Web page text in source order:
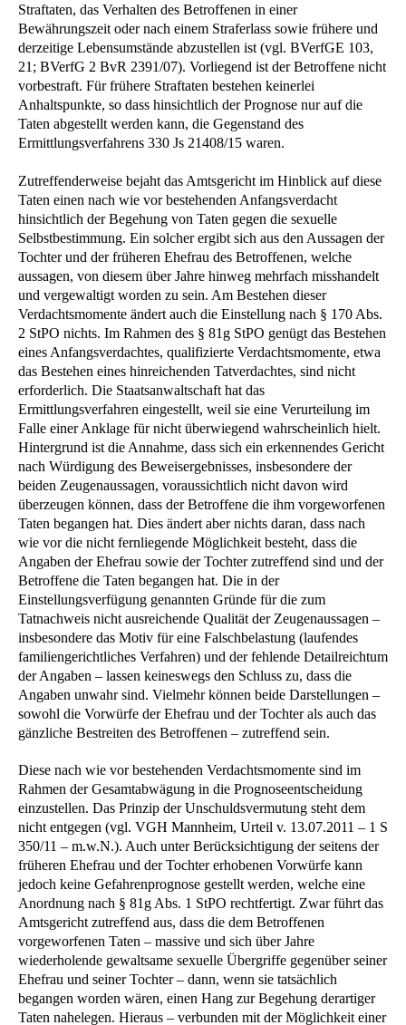
Straftaten, das Verhalten des Betroffenen in einer
Bewährungszeit oder nach einem Straferlass sowie frühere und
derzeitige Lebensumstände abzustellen ist (vgl. BVerfGE 103,
21; BVerfG 2 BvR 2391/07). Vorliegend ist der Betroffene nicht
vorbestraft. Für frühere Straftaten bestehen keinerlei
Anhaltspunkte, so dass hinsichtlich der Prognose nur auf die
Taten abgestellt werden kann, die Gegenstand des
Ermittlungsverfahrens 330 Js 21408/15 waren.
Zutreffenderweise bejaht das Amtsgericht im Hinblick auf diese
Taten einen nach wie vor bestehenden Anfangsverdacht
hinsichtlich der Begehung von Taten gegen die sexuelle
Selbstbestimmung. Ein solcher ergibt sich aus den Aussagen der
Tochter und der früheren Ehefrau des Betroffenen, welche
aussagen, von diesem über Jahre hinweg mehrfach misshandelt
und vergewaltigt worden zu sein. Am Bestehen dieser
Verdachtsmomente ändert auch die Einstellung nach § 170 Abs.
2 StPO nichts. Im Rahmen des § 81g StPO genügt das Bestehen
eines Anfangsverdachtes, qualifizierte Verdachtsmomente, etwa
das Bestehen eines hinreichenden Tatverdachtes, sind nicht
erforderlich. Die Staatsanwaltschaft hat das
Ermittlungsverfahren eingestellt, weil sie eine Verurteilung im
Falle einer Anklage für nicht überwiegend wahrscheinlich hielt.
Hintergrund ist die Annahme, dass sich ein erkennendes Gericht
nach Würdigung des Beweisergebnisses, insbesondere der
beiden Zeugenaussagen, voraussichtlich nicht davon wird
überzeugen können, dass der Betroffene die ihm vorgeworfenen
Taten begangen hat. Dies ändert aber nichts daran, dass nach
wie vor die nicht fernliegende Möglichkeit besteht, dass die
Angaben der Ehefrau sowie der Tochter zutreffend sind und der
Betroffene die Taten begangen hat. Die in der
Einstellungsverfügung genannten Gründe für die zum
Tatnachweis nicht ausreichende Qualität der Zeugenaussagen –
insbesondere das Motiv für eine Falschbelastung (laufendes
familiengerichtliches Verfahren) und der fehlende Detailreichtum
der Angaben – lassen keineswegs den Schluss zu, dass die
Angaben unwahr sind. Vielmehr können beide Darstellungen –
sowohl die Vorwürfe der Ehefrau und der Tochter als auch das
gänzliche Bestreiten des Betroffenen – zutreffend sein.
Diese nach wie vor bestehenden Verdachtsmomente sind im
Rahmen der Gesamtabwägung in die Prognoseentscheidung
einzustellen. Das Prinzip der Unschuldsvermutung steht dem
nicht entgegen (vgl. VGH Mannheim, Urteil v. 13.07.2011 – 1 S
350/11 – m.w.N.). Auch unter Berücksichtigung der seitens der
früheren Ehefrau und der Tochter erhobenen Vorwürfe kann
jedoch keine Gefahrenprognose gestellt werden, welche eine
Anordnung nach § 81g Abs. 1 StPO rechtfertigt. Zwar führt das
Amtsgericht zutreffend aus, dass die dem Betroffenen
vorgeworfenen Taten – massive und sich über Jahre
wiederholende gewaltsame sexuelle Übergriffe gegenüber seiner
Ehefrau und seiner Tochter – dann, wenn sie tatsächlich
begangen worden wären, einen Hang zur Begehung derartiger
Taten nahelegen. Hieraus – verbunden mit der Möglichkeit einer